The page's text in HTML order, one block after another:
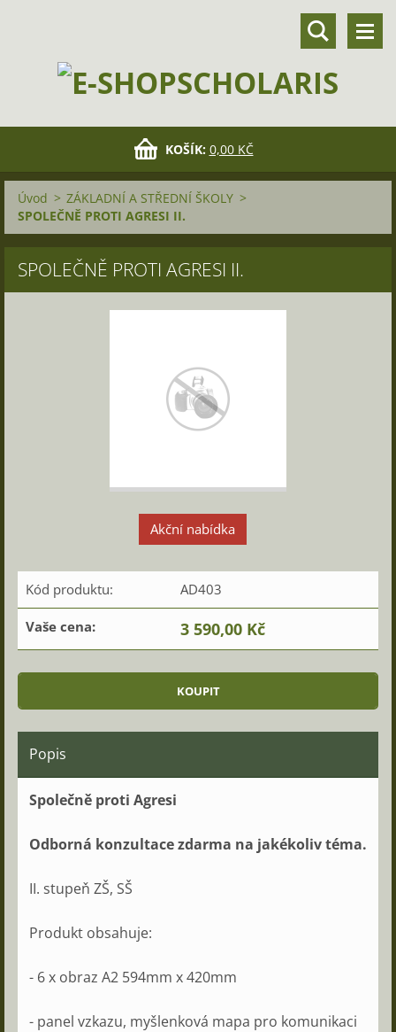
KOŠÍK: 0,00 KČ
Úvod > ZÁKLADNÍ A STŘEDNÍ ŠKOLY >
SPOLEČNĚ PROTI AGRESI II.
SPOLEČNĚ PROTI AGRESI II.
Akční nabídka
Kód produktu: AD403
Vaše cena: 3 590,00 Kč
Popis
Společně proti Agresi
Odborná konzultace zdarma na jakékoliv téma.
II. stupeň ZŠ, SŠ
Produkt obsahuje:
- 6 x obraz A2 594mm x 420mm
- panel vzkazu, myšlenková mapa pro komunikaci